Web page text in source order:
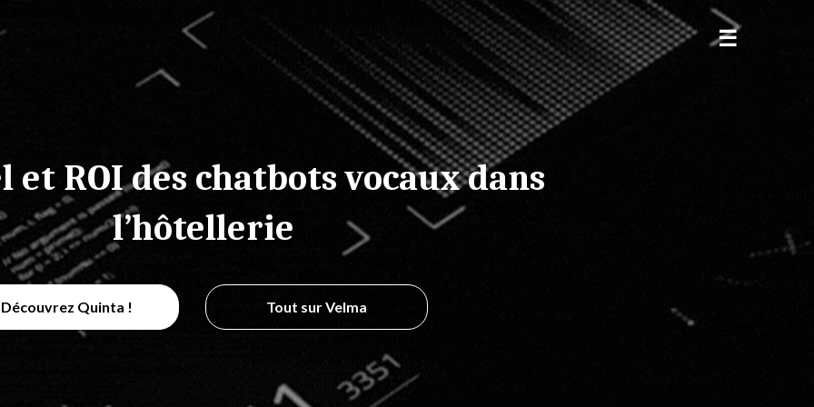
et ROI des chatbots vocaux dans
l’hôtellerie
Découvrez Quinta ! Tout sur Velma